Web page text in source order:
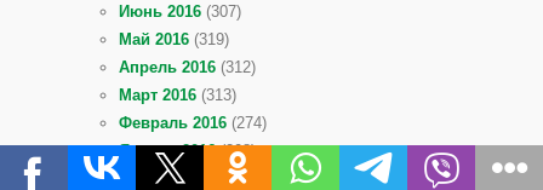
Июнь 2016 (307)
Май 2016 (319)
Апрель 2016 (312)
Март 2016 (313)
Февраль 2016 (274)
Январь 2016(208)
Декабрь 2015
(321)